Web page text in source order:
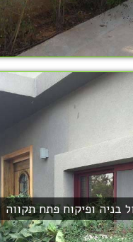
בניה ופיקוח פתח תקווה